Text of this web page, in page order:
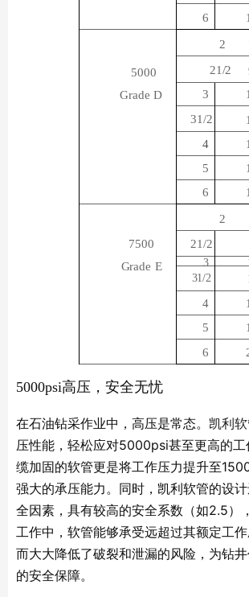
6
5000
Grade D
2
21/2
3
31/2
4
5
6
7500
Grade E
2
21/2
3
31/2
4
5
6
5000psi高压，安全无忧
在石油钻采作业中，高压是常态。 凯利
压性能，轻松应对5000psi甚至更高的工
缆加固的软管更是将工作压力提升至
强大的承压能力。同时，凯利软管的设
全因素，具有较高的安全系数（如2.5）
工作中，软管能够承受远超过其额定工
而大大降低了破裂和泄漏的风险，为钻
的安全保障。